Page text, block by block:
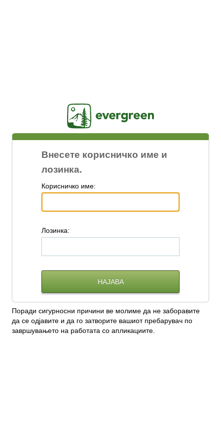
Внесете корисничко име и
лозинка.
Корисничко име:
Лозинка:
Поради сигурносни причини ве молиме да не заборавите
да се одјавите и да го затворите вашиот пребарувач по
завршувањето на работата со апликациите.